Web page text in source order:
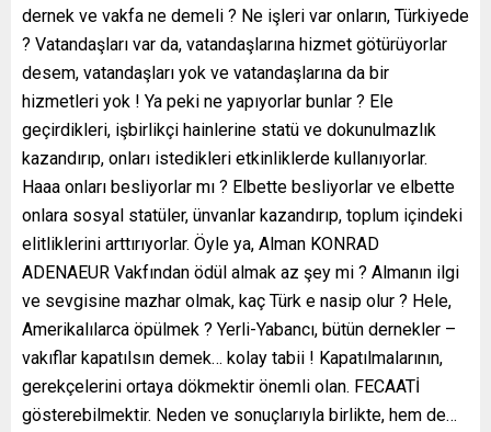
dernek ve vakfa ne demeli ? Ne işleri var onların, Türkiyede
? Vatandaşları var da, vatandaşlarına hizmet götürüyorlar
desem, vatandaşları yok ve vatandaşlarına da bir
hizmetleri yok ! Ya peki ne yapıyorlar bunlar ? Ele
geçirdikleri, işbirlikçi hainlerine statü ve dokunulmazlık
kazandırıp, onları istedikleri etkinliklerde kullanıyorlar.
Haaa onları besliyorlar mı ? Elbette besliyorlar ve elbette
onlara sosyal statüler, ünvanlar kazandırıp, toplum içindeki
elitliklerini arttırıyorlar. Öyle ya, Alman KONRAD
ADENAEUR Vakfından ödül almak az şey mi ? Almanın ilgi
ve sevgisine mazhar olmak, kaç Türk e nasip olur ? Hele,
Amerikalılarca öpülmek ? Yerli-Yabancı, bütün dernekler –
vakıflar kapatılsın demek… kolay tabii ! Kapatılmalarının,
gerekçelerini ortaya dökmektir önemli olan. FECAATİ
gösterebilmektir. Neden ve sonuçlarıyla birlikte, hem de…